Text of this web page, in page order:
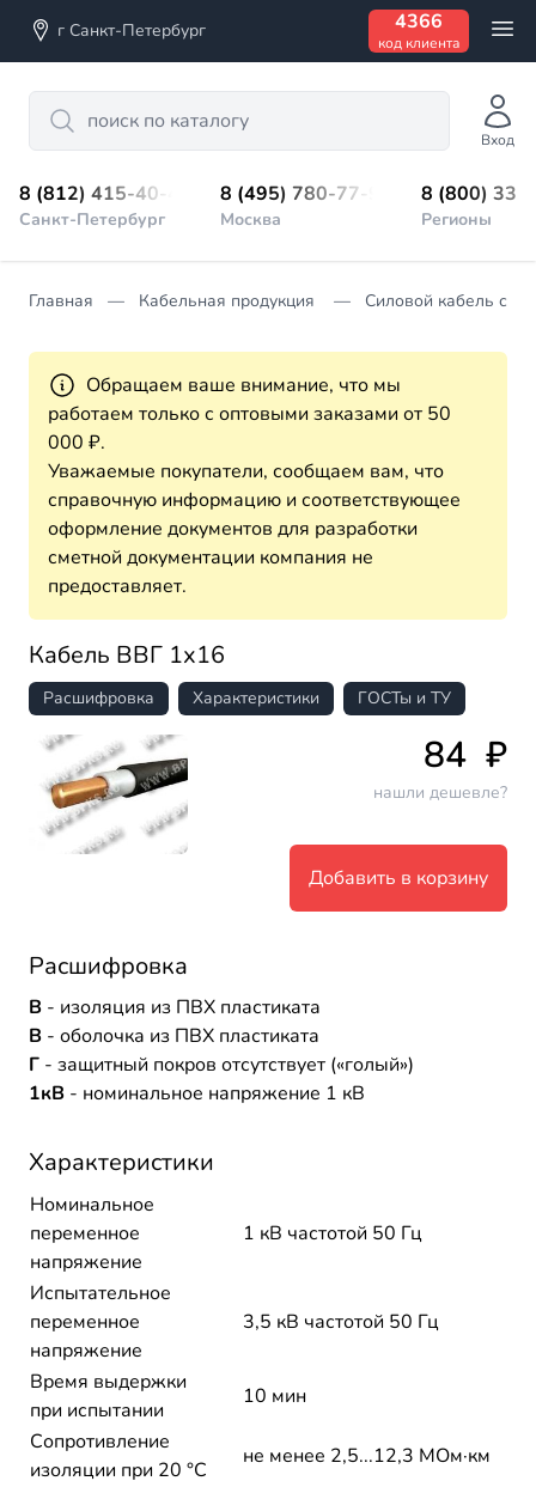
г Санкт-Петербург 4366
код клиента
Search
Вход
8 (812) 415-40-45
Санкт-Петербург
8 (495) 780-77-98
Москва
8 (800)
Регионы
Главная Кабельная продукция Силовой кабель с
Обращаем ваше внимание, что мы
работаем только с оптовыми заказами от 50
000 ₽.
Уважаемые покупатели, сообщаем вам, что
справочную информацию и соответствующее
оформление документов для разработки
сметной документации компания не
предоставляет.
Кабель ВВГ 1х16
Расшифровка Характеристики ГОСТы и ТУ
84 ₽
нашли дешевле?
Добавить в корзину
Расшифровка
В - изоляция из ПВХ пластиката
В - оболочка из ПВХ пластиката
Г - защитный покров отсутствует («голый»)
1кВ - номинальное напряжение 1 кВ
Характеристики
Номинальное
переменное
напряжение
1 кВ частотой 50 Гц
Испытательное
переменное
напряжение
3,5 кВ частотой 50 Гц
Время выдержки
при испытании
10 мин
Сопротивление
изоляции при 20 °С
не менее 2,5...12,3 МОм·км